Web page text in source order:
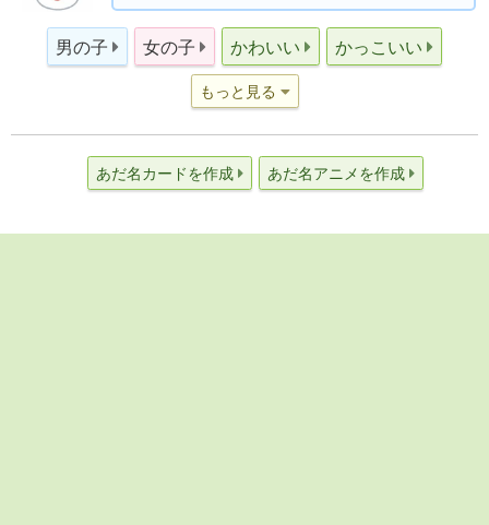
男の子 女の子 かわいい かっこいい
もっと見る
あだ名カードを作成 あだ名アニメを作成